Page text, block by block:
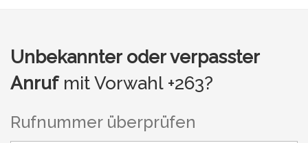
Unbekannter oder verpasster
Anrufmit Vorwahl +263?
Rufnummer überprüfen